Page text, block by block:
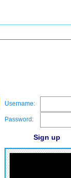
Username:
Password:
Sign up